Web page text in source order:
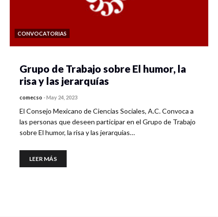
CONVOCATORIAS
Grupo de Trabajo sobre El humor, la
risa y las jerarquías
comecso -May 24, 2023
El Consejo Mexicano de Ciencias Sociales, A.C. Convoca a
las personas que deseen participar en el Grupo de Trabajo
sobre El humor, la risa y las jerarquías…
LEER MÁS